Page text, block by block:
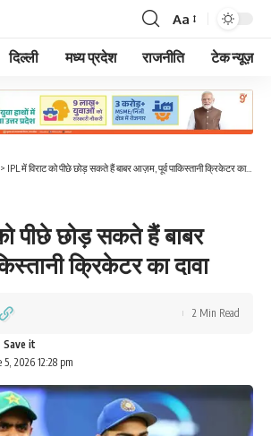
Font
Resizer
Aa
दिल्ली मध्य प्रदेश राजनीति टेक न्यूज़
IPL में विराट को पीछे छोड़ सकते हैं बाबर आज़म, पूर्व पाकिस्तानी क्रिकेटर का दावा
पीछे छोड़ सकते हैं बाबर
क्रिकेटर का दावा
2026 12:28 pm
2 Min Read